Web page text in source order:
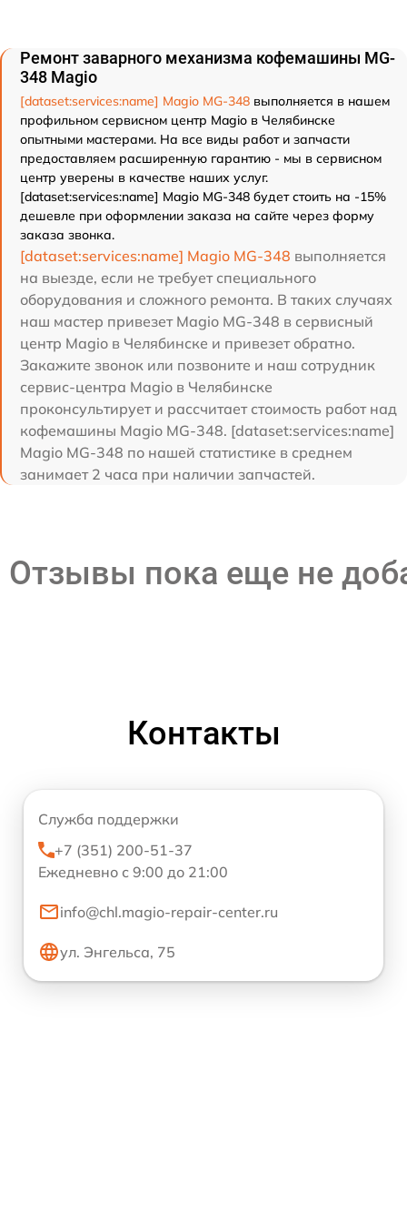
Ремонт заварного механизма кофемашины MG-
348 Magio
[dataset:services:name] Magio MG-348 выполняется в нашем
профильном сервисном центр Magio в Челябинске
опытными мастерами. На все виды работ и запчасти
предоставляем расширенную гарантию - мы в сервисном
центр уверены в качестве наших услуг.
[dataset:services:name] Magio MG-348 будет стоить на -15%
дешевле при оформлении заказа на сайте через форму
заказа звонка.
[dataset:services:name] Magio MG-348 выполняется
на выезде, если не требует специального
оборудования и сложного ремонта. В таких случаях
наш мастер привезет Magio MG-348 в сервисный
центр Magio в Челябинске и привезет обратно.
Закажите звонок или позвоните и наш сотрудник
сервис-центра Magio в Челябинске
проконсультирует и рассчитает стоимость работ над
кофемашины Magio MG-348. [dataset:services:name]
Magio MG-348 по нашей статистике в среднем
занимает 2 часа при наличии запчастей.
Отзывы пока еще не
Контакты
Служба поддержки
+7 (351) 200-51-37
Ежедневно с 9:00 до 21:00
info@chl.magio-repair-center.ru
ул. Энгельса, 75